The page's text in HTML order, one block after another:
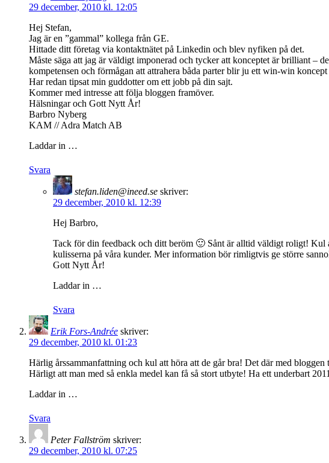
29 december, 2010 kl. 12:05
Hej Stefan,
Jag är en ”gammal” kollega från GE.
Hittade ditt företag via kontaktnätet på Linkedin och blev nyfiken på det.
Måste säga att jag är väldigt imponerad och tycker att konceptet är brilliant –
kompetensen och förmågan att attrahera båda parter blir ju ett win-win koncept
Har redan tipsat min guddotter om ett jobb på din sajt.
Kommer med intresse att följa bloggen framöver.
Hälsningar och Gott Nytt År!
Barbro Nyberg
KAM // Adra Match AB
Laddar in …
Svara
stefan.liden@ineed.se skriver:
29 december, 2010 kl. 12:39
Hej Barbro,
Tack för din feedback och ditt beröm 🙂 Sånt är alltid väldigt roligt! Kul
kulisserna på våra kunder. Mer information bör rimligtvis ge större
Gott Nytt År!
Laddar in …
Svara
Erik Fors-Andrée skriver:
29 december, 2010 kl. 01:23
Härlig årssammanfattning och kul att höra att de går bra! Det där med
Härligt att man med så enkla medel kan få så stort utbyte! Ha ett underbart
Laddar in …
Svara
Peter Fallström skriver:
29 december, 2010 kl. 07:25